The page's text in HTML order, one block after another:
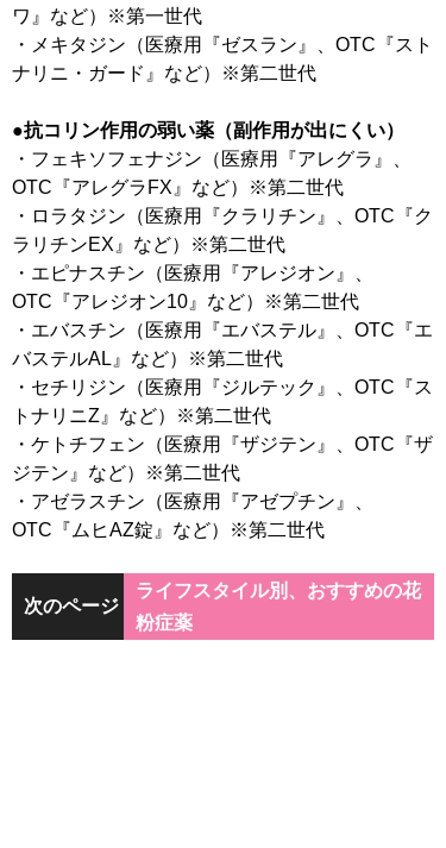
ワ』など）※第一世代
・メキタジン（医療用『ゼスラン』、OTC『スト
ナリニ・ガード』など）※第二世代
●抗コリン作用の弱い薬（副作用が出にくい）
・フェキソフェナジン（医療用『アレグラ』、
OTC『アレグラFX』など）※第二世代
・ロラタジン（医療用『クラリチン』、OTC『ク
ラリチンEX』など）※第二世代
・エピナスチン（医療用『アレジオン』、
OTC『アレジオン10』など）※第二世代
・エバスチン（医療用『エバステル』、OTC『エ
バステルAL』など）※第二世代
・セチリジン（医療用『ジルテック』、OTC『ス
トナリニZ』など）※第二世代
・ケトチフェン（医療用『ザジテン』、OTC『ザ
ジテン』など）※第二世代
・アゼラスチン（医療用『アゼプチン』、
OTC『ムヒAZ錠』など）※第二世代
次のページ
ライフスタイル別、おすすめの花
粉症薬